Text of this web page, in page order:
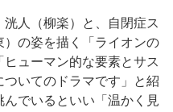
人（柳楽）と、自閉症ス
の姿を描く「ライオンの
ューマン的な要素とサス
いてのドラマです」と紹
でいるといい「温かく見